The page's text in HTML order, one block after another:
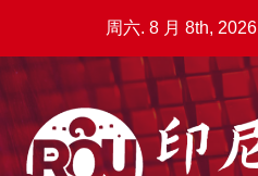
周六. 8 月 8th, 2026